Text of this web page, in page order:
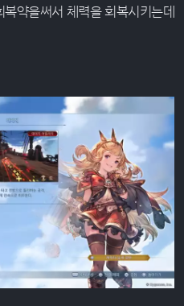
약을써서 체력을 회복시키는데